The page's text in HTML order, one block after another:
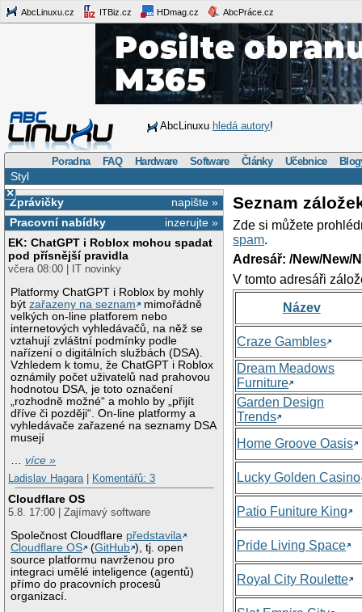
AbcLinuxu.cz ITBiz.cz HDmag.cz AbcPráce.cz
AbcLinuxu hledá autory!
Poradna FAQ Hardware Software Články Učebnice
Styl
×
napište »
Zprávičky
inzerujte »
Pracovní nabídky
EK: ChatGPT i Roblox mohou spadat
pod přísnější pravidla
včera 08:00 | IT novinky
Platformy ChatGPT i Roblox by mohly
býtzařazeny na seznam
mimořádně
velkých on-line platforem nebo
internetových vyhledávačů, na něž se
vztahují zvláštní podmínky podle
nařízení o digitálních službách (DSA).
Vzhledem k tomu, že ChatGPT i Roblox
oznámily počet uživatelů nad prahovou
hodnotou DSA, je toto označení
„rozhodně možné“ a mohlo by „přijít
dříve či později“. On-line platformy a
vyhledávače zařazené na seznamy DSA
musejí
…více »
Ladislav Hagara
Komentářů: 3
Cloudflare OS
5.8. 17:00 | Zajímavý software
Společnost Cloudflare představila
Cloudflare OS
(GitHub ), tj. open
source platformu navrženou pro
integraci umělé inteligence (agentů)
přímo do pracovních procesů
organizací.
Seznam
Zde si můžete
spam.
Adresář: /New/New/
V tomto adresáři
Název
Craze Gambles
Dream Meadows
Furniture
Garden Design
Trends
Home Groove Oasis
Lucky Golden Casino
Patio Funiture King
Pride Living Space
Royal City Roulette